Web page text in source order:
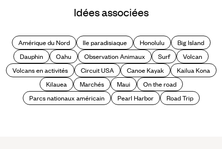
Idées associées
Amérique du Nord Ile paradisiaque Honolulu
Big Island
Dauphin
Oahu Observation Animaux Surf
Volcan
Volcans en activités
Circuit USA Canoe Kayak
Kailua Kona
Kilauea
Marchés Maui
On the road
Parcs nationaux américain
Pearl Harbor Road Trip